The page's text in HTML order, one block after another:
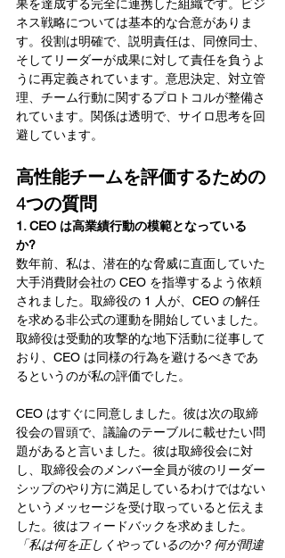
果を達成する完全に連携した組織です。ビジ
ネス戦略については基本的な合意がありま
す。役割は明確で、説明責任は、同僚同士、
そしてリーダーが成果に対して責任を負うよ
うに再定義されています。意思決定、対立管
理、チーム行動に関するプロトコルが整備さ
れています。関係は透明で、サイロ思考を回
避しています。
高性能チームを評価するための
4つの質問
1. CEO は高業績行動の模範となっている
か?
数年前、私は、潜在的な脅威に直面していた
大手消費財会社の CEO を指導するよう依頼
されました。取締役の 1 人が、CEO の解任
を求める非公式の運動を開始していました。
取締役は受動的攻撃的な地下活動に従事して
おり、CEO は同様の行為を避けるべきであ
るというのが私の評価でした。
CEO はすぐに同意しました。彼は次の取締
役会の冒頭で、議論のテーブルに載せたい問
題があると言いました。彼は取締役会に対
し、取締役会のメンバー全員が彼のリーダー
シップのやり方に満足しているわけではない
というメッセージを受け取っていると伝えま
した。彼はフィードバックを求めました。
「私は何を正しくやっているのか? 何が間違